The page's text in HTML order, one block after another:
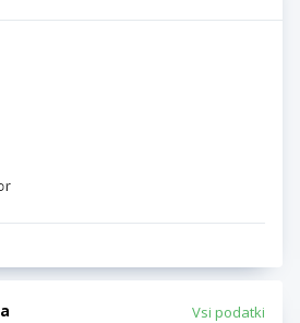
Vsi podatki